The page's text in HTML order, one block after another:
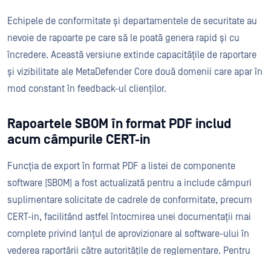
Echipele de conformitate și departamentele de securitate au
nevoie de rapoarte pe care să le poată genera rapid și cu
încredere. Această versiune extinde capacitățile de raportare
și vizibilitate ale MetaDefender Core două domenii care apar în
mod constant în feedback-ul clienților.
Rapoartele SBOM în format PDF includ
acum câmpurile CERT-in
Funcția de export în format PDF a listei de componente
software (SBOM) a fost actualizată pentru a include câmpuri
suplimentare solicitate de cadrele de conformitate, precum
CERT-in, facilitând astfel întocmirea unei documentații mai
complete privind lanțul de aprovizionare al software-ului în
vederea raportării către autoritățile de reglementare. Pentru